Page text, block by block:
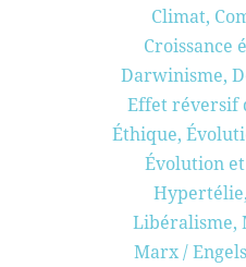
Climat,
Croissance
Darwinisme,
Effet réversif
Éthique,
Évolution
Hypertélie,
Libéralisme,
Marx / Engels